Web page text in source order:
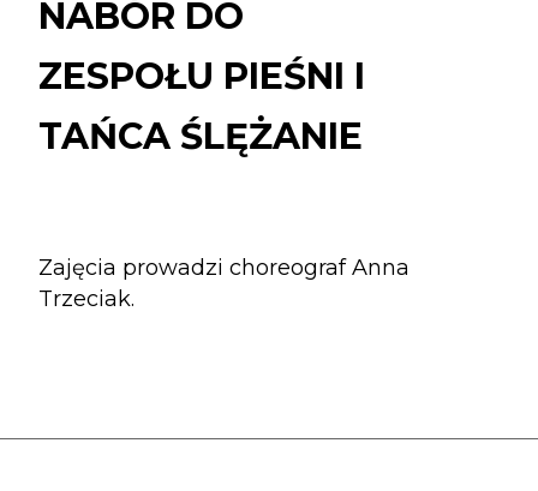
I
TAŃCA
ŚLĘŻANIE
NABÓR DO
ZESPOŁU PIEŚNI I
TAŃCA ŚLĘŻANIE
Zajęcia prowadzi choreograf Anna
Trzeciak.